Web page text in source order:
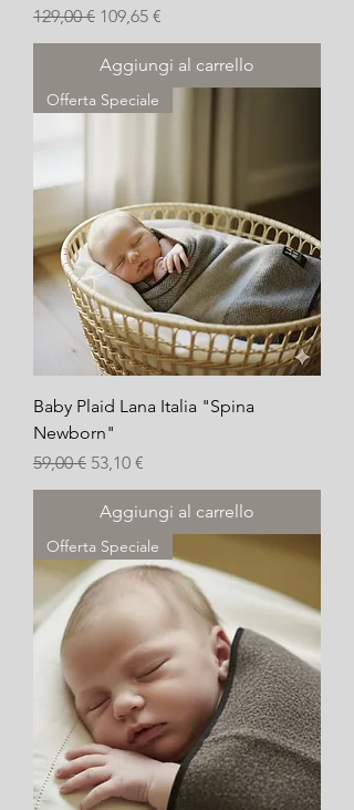
Prezzo regolare
129,00 € Prezzo scontato
109,65 €
Aggiungi al carrello
Offerta Speciale
Baby Plaid Lana Italia "Spina
Newborn"
Prezzo regolare
59,00 € Prezzo scontato
53,10 €
Aggiungi al carrello
Offerta Speciale